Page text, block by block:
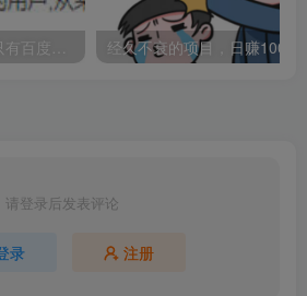
请登录后发表评论
录 注册